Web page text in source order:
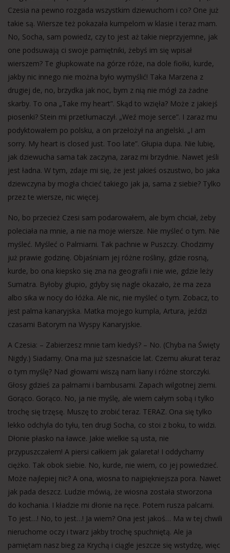
Czesia na pewno rozgada wszystkim dziewuchom i co? One już
takie są. Wiersze też pokazała kumpelom w klasie i teraz mam.
No, Socha, sam powiedz, czy to jest aż takie nieprzyjemne, jak
one podsuwają ci swoje pamiętniki, żebyś im się wpisał
wierszem? Te głupkowate na górze róże, na dole fiołki, kurde,
jakby nic innego nie można było wymyślić! Taka Marzena z
drugiej de, no, brzydka jak noc, bym z nią nie mógł za żadne
skarby. To ona „Take my heart”. Skąd to wzięła? Może z jakiejś
piosenki? Stein mi przetłumaczył. „Weź moje serce”. I zaraz mu
podyktowałem po polsku, a on przełożył na angielski. „I am
sorry. My heart is closed just. Too late”. Głupia dupa. Nie lubię,
jak dziewucha sama tak zaczyna, zaraz mi brzydnie. Nawet jeśli
jest ładna. W tym, zdaje mi się, że jest jakieś oszustwo, bo jaka
dziewczyna by mogła chcieć takiego jak ja, sama z siebie? Tylko
przez te wiersze, nic więcej.
No, bo przecież Czesi sam podarowałem, ale bym chciał, żeby
poleciała na mnie, a nie na moje wiersze. Nie myśleć o tym. Nie
myśleć. Myśleć o Palmiarni. Tak pachnie w Puszczy. Chodzimy
już prawie godzinę. Objaśniam jej różne rośliny, gdzie rosną,
kurde, bo ona kiepsko się zna na geografii i nie wie, gdzie leży
Sumatra. Byłoby głupio, gdyby się nagle okazało, że ma zeza
albo sika w nocy do łóżka. Ale nic, nie myśleć o tym. Zobacz, to
jest palma kanaryjska. Matka mojego kumpla, Artura, jeździ
czasami Batorym na Wyspy Kanaryjskie.
A Czesia: – Zabierzesz mnie tam kiedyś? – No. (Chyba na Święty
Nigdy.) Siadamy. Ona ma już szesnaście lat. Czemu akurat teraz
o tym myślę? Nad głowami wiszą nam liany i różne storczyki.
Głosy gdzieś za palmami i bambusami. Zapach wilgotnej ziemi.
Gorąco. Gorąco. No, ja nie myślę, ale wiem całym sobą i tylko
trochę się trzęsę. Muszę to zrobić teraz. TERAZ. Ona się tylko
lekko odchyla do tyłu, ten drugi Socha, co stoi z boku, to widzi.
Dłonie płasko na ławce. Jakie wielkie są usta, nie
przypuszczałem! A piersi całkiem jak galareta! I oddychamy
ciężko. Tak obok siebie. No, kurde, nie wiem, co jej powiedzieć.
Może najlepiej nic? A ona, wiosna to najpiękniejsza pora. Nawet
jak pada deszcz. Ludzie mówią, że wiosna została stworzona
do kochania. I kładzie mi dłonie na ręce. Potem rusza palcami.
To jest…! No, to jest…! Ja wiem? Ona jest jakoś… Ma w tej chwili
nieruchome oczy i twarz jakby trochę spuchniętą. Ale ja
pamiętam nasz bieg za Krychą i ciągle jeszcze się wstydzę, więc